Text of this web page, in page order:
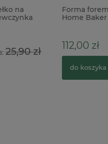
Forma foremka silikonowa
Home Baker Sweet Seal
112,00 zł